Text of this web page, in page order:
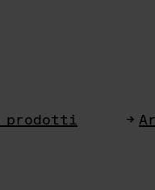
prodotti